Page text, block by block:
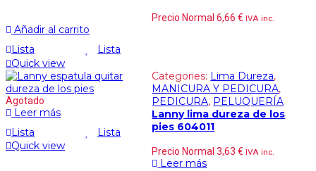
Precio Normal6,66€ IVA inc.
Añadir al carrito
Lista
Lista
Quick view
Agotado
Leer más
Lista
Lista
Quick view
Categories: Lima Dureza,
MANICURA Y PEDICURA,
PEDICURA, PELUQUERÍA
Lanny lima dureza de los
pies 604011
Precio Normal3,63€ IVA inc.
Leer más